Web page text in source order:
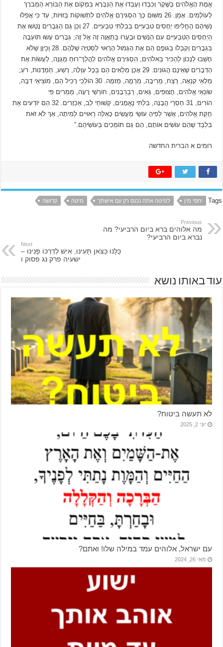
אֱמֶת הָאֱלֹהִים בַּשֶּׁקֶר וְכִבְּדוּ וְעָבְדוּ אֶת הַנִּבְרָא בִּמְקוֹם אֶת הַבּוֹרֵא הַמְבֹרָךְ
לְעוֹלָמִים. אָמֵן. 26 מִשּׁוּם כָּךְ הִסְגִּירָם אֱלֹהִים לִתְשׁוּקוֹת בְּזוּיוֹת, עַד כִּי אֲפִלּוּ
נְשֵׁיהֶם הֶחֱלִיפוּ יְחָסִים טִבְעִיִּים בְּבִלְתִּי טִבְעִיִּים. 27 וְכֵן גַּם הַגְּבָרִים נָטְשׁוּ אֶת
הַיְחָסִים הַטִּבְעִיִּים עִם הַנָּשִׁים וּבָעֲרוּ בְּתַאֲוָה זֶה אֶל זֶה; גְּבָרִים עָשׂוּ תּוֹעֵבָה
בִּגְבָרִים וְקִבְּלוּ בְּגוּפָם הֵם אֶת הַגְּמוּל הָרָאוּי לַסְּטִיָּה שֶׁלָּהֶם. 28 וְכֵיוָן שֶׁלֹּא
חָשְׁבוּ לְנָכוֹן לְהַכִּיר בֵּאלֹהִים, הִסְגִּירָם אֱלֹהִים לַהֲלַךְ־רוּחַ מְגֻנֶּה, לַעֲשׂוֹת אֶת
הַדְּבָרִים שֶׁאֵינָם הֲגוּנִים. 29 אָכֵן מְלֵאִים הֵם בְּכָל עַוְלָה, רֶשַׁע, חַמְדָנוּת, רֹעַ;
מְלֵאֵי קִנְאָה, רֶצַח, מְרִיבָה, מִרְמָה, מְזִמָּה. 30 הוֹלְכֵי רָכִיל הֵם, מוֹצִיאֵי דִּבָּה,
שׂוֹנְאֵי אֱלֹהִים, חֲצוּפִים, גֵּאִים, רַבְרְבָנִים, חוֹרְשֵׁי רָעָה, מַמְרִים פִּי
הוֹרִים, 31 חַסְרֵי הֲבָנָה, בִּלְתִּי נֶאֱמָנִים, קְשׁוּחֵי לֵב, אַכְזָרִים. 32 הֵם יוֹדְעִים אֶת
חֻקַּת אֱלֹהִים, אֲשֶׁר לְפִיהָ עוֹשֵׂי מַעֲשִׂים כָּאֵלֶּה רְאוּיִים לְמִיתָה, אַךְ לֹא זֹאת
בִּלְבַד שֶׁהֵם עוֹשִׂים אוֹתָם, הֵם גַּם תּוֹמְכִים בְּעוֹשֵׂיהֶם.”
רומים א הברית החדשה
Tags יחסי מין למיטה אתה נכנס רק עם אישתך מיטה קדושה
Previous
מה אלוהים ברא ביום הרביעי? מה
נברא ביום הרביעי?
Next
כֻּלָּנוּ כַּצֹּאן תָּעִינוּ, אִישׁ לְדַרְכּוֹ פָּנִינוּ –
ישעיה פרק נג פסוק ו
עוד באותו נושא
לא תעשה ביטוח?
יוני 2, 2025
עם ישראל, אלוהים עמד במילה שלו! ואתם?
מאי 26, 2024